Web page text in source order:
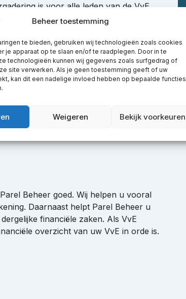
Beheer toestemming
te bieden, gebruiken wij technologieën zoals cookies
je apparaat op te slaan en/of te raadplegen. Door in te
technologieën kunnen wij gegevens zoals surfgedrag of
site verwerken. Als je geen toestemming geeft of uw
kan dit een nadelige invloed hebben op bepaalde functies
Weigeren Bekijk voorkeuren
is voor alle leden van de VvE.
zodat alle besluiten terug te lezen
zorg gearchiveerd. Hierdoor zijn deze
geacht. Dit is echter niet de enige
het administratieve VvE beheer.
aan de afgesproken betaaldata?
betalingen en/of achterstand
blijft immers buren van elkaar.
dit zelf moet doen, kan dat u in een
juiste adres voor al uw
Beheer goed. Wij helpen u vooral
Daarnaast helpt Parel Beheer u
financiële zaken. Als VvE
overzicht van uw VvE in orde is.